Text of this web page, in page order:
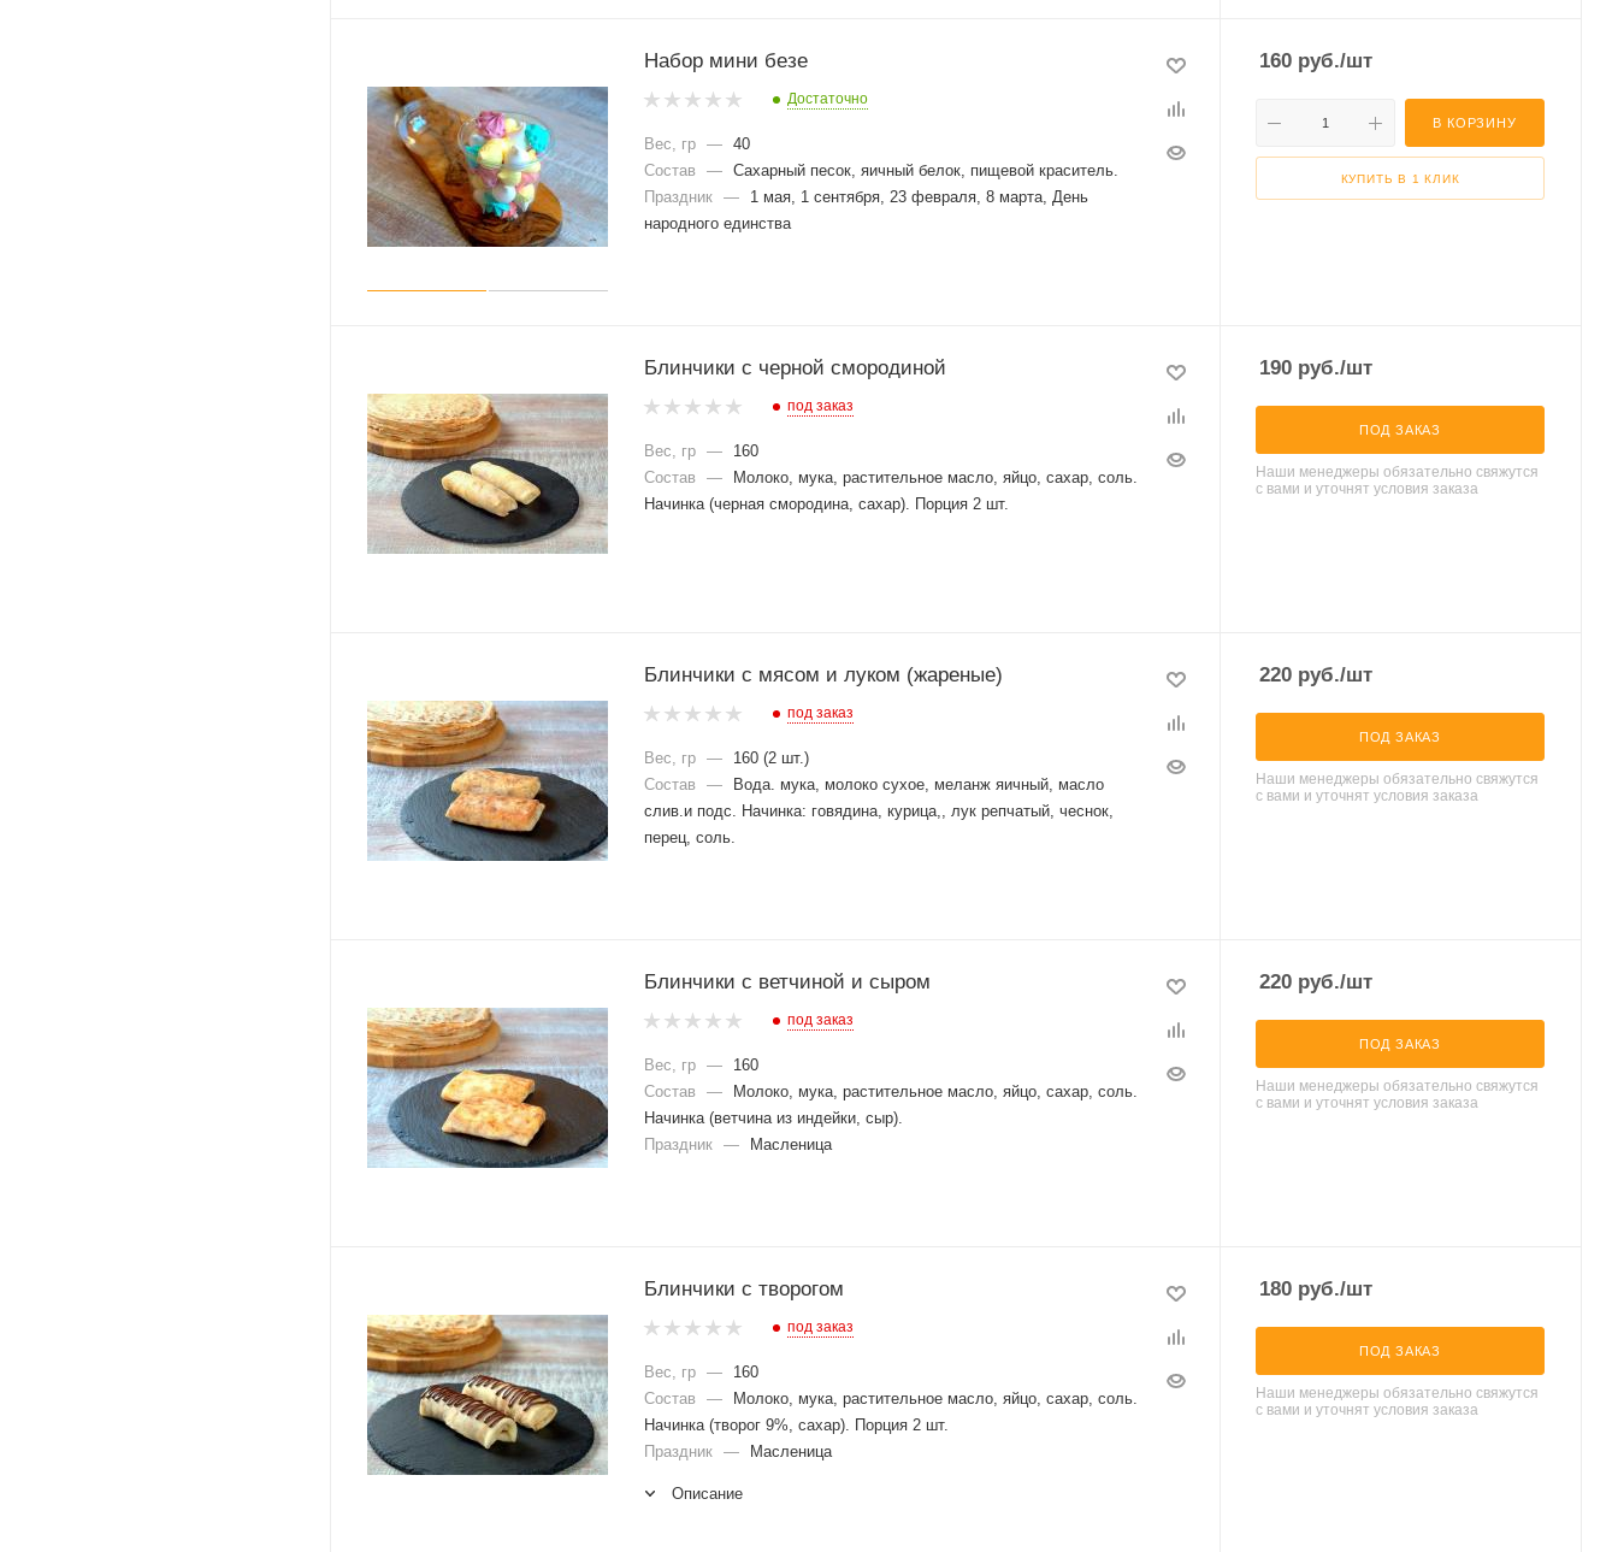
Набор мини безе
Достаточно
Вес, гр — 40
Состав
— Сахарный песок, яичный белок, пищевой краситель.
Праздник —
1 мая, 1 сентября, 23 февраля, 8 марта, День
народного единства
160 руб./шт
В КОРЗИНУ
КУПИТЬ В 1 КЛИК
Блинчики с черной смородиной
под заказ
Вес, гр —
160
Состав
—
Молоко, мука, растительное масло, яйцо, сахар, соль.
Начинка (черная смородина, сахар). Порция 2 шт.
190 руб./шт
ПОД ЗАКАЗ
Наши менеджеры обязательно свяжутся
с вами и уточнят условия заказа
Блинчики с мясом и луком (жареные)
под заказ
Вес, гр —
160 (2 шт.)
Состав
—
Вода. мука, молоко сухое, меланж яичный, масло
слив.и подс. Начинка: говядина, курица,, лук репчатый, чеснок,
перец, соль.
220 руб./шт
ПОД ЗАКАЗ
Наши менеджеры обязательно свяжутся
с вами и уточнят условия заказа
Блинчики с ветчиной и сыром
под заказ
Вес, гр —
160
Состав
—
Молоко, мука, растительное масло, яйцо, сахар, соль.
Начинка (ветчина из индейки, сыр).
Праздник — Масленица
220 руб./шт
ПОД ЗАКАЗ
Наши менеджеры обязательно свяжутся
с вами и уточнят условия заказа
Блинчики с творогом
под заказ
Вес, гр —
160
Состав
—
Молоко, мука, растительное масло, яйцо, сахар, соль.
Начинка (творог 9%, сахар). Порция 2 шт.
Праздник — Масленица
Описание
180 руб./шт
ПОД ЗАКАЗ
Наши менеджеры обязательно свяжутся
с вами и уточнят условия заказа